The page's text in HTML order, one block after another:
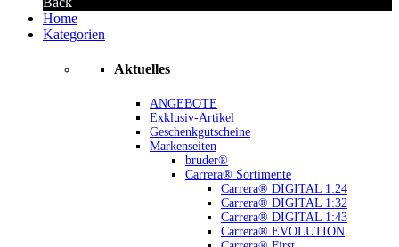
Home
Kategorien
Aktuelles
ANGEBOTE
Exklusiv-Artikel
Geschenkgutscheine
Markenseiten
bruder®
Carrera® Sortimente
Carrera® DIGITAL 1:24
Carrera® DIGITAL 1:32
Carrera® DIGITAL 1:43
Carrera® EVOLUTION